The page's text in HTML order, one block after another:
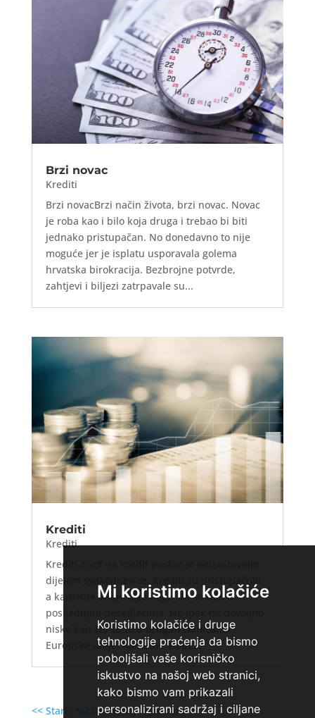
Mi koristimo kolačiće
Koristimo kolačiće i druge
tehnologije praćenja da bismo
poboljšali vaše korisničko
iskustvo na našoj web stranici,
kako bismo vam prikazali
personalizirani sadržaj i ciljane
Brzi novac
Krediti
Brzi novacBrzi način života, brzi novac. Novac
je roba kao i bilo koja druga i trebao bi biti
jednako pristupačan. No donedavno to nije
moguće jer je isplatu usporavala golema
hrvatska birokracija. Bezbrojne potvrde,
zahtjevi i biljezi zatrpavale su...
Krediti
Krediti
Krediti Život ne kredit postao je neizostavnim
dijelom svakodnevice. Krediti su pristupačniji,
a kamatne stope niže nego što su bile u
posljednjim desetljećima. No ipak ne dovoljno
niske kao što su to u drugim članicama
Europske unije. Kamatne stope...
<< Stariji tekstoviNoviji tekstovi >>